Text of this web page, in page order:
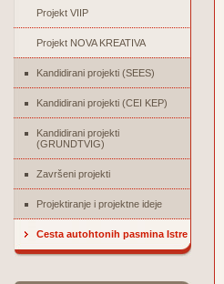
Projekt VIIP
Projekt NOVA KREATIVA
Kandidirani projekti (SEES)
Kandidirani projekti (CEI KEP)
Kandidirani projekti
(GRUNDTVIG)
Završeni projekti
Projektiranje i projektne ideje
Cesta autohtonih pasmina Istre